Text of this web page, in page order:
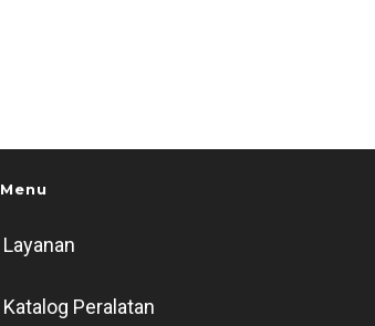
Menu
Layanan
Katalog Peralatan